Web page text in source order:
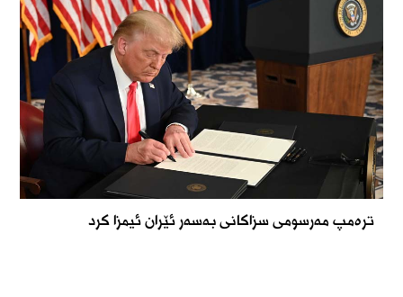
ترەمپ مەرسومی سزاکانی بەسەر ئێران ئیمزا کرد